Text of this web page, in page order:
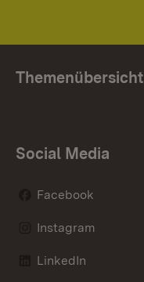
Themenübersicht
Social Media
Facebook
Instagram
LinkedIn